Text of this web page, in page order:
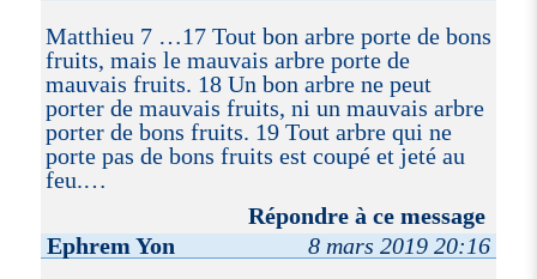
Matthieu 7 …17 Tout bon arbre porte de bons
fruits, mais le mauvais arbre porte de
mauvais fruits. 18 Un bon arbre ne peut
porter de mauvais fruits, ni un mauvais arbre
porter de bons fruits. 19 Tout arbre qui ne
porte pas de bons fruits est coupé et jeté au
feu.…
Répondre à ce message
Ephrem Yon
8 mars 2019 20:16